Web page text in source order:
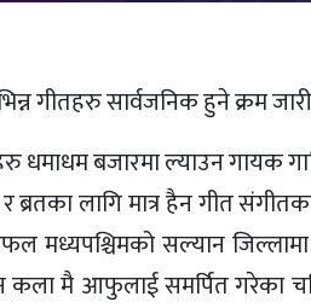
गीतहरु सार्वजनिक हुने क्रम
धमाधम बजारमा ल्याउन गायक
लागि मात्र हैन गीत
मध्यपश्चिमको सल्यान
कला मै आफुलाई समर्पित गरेका